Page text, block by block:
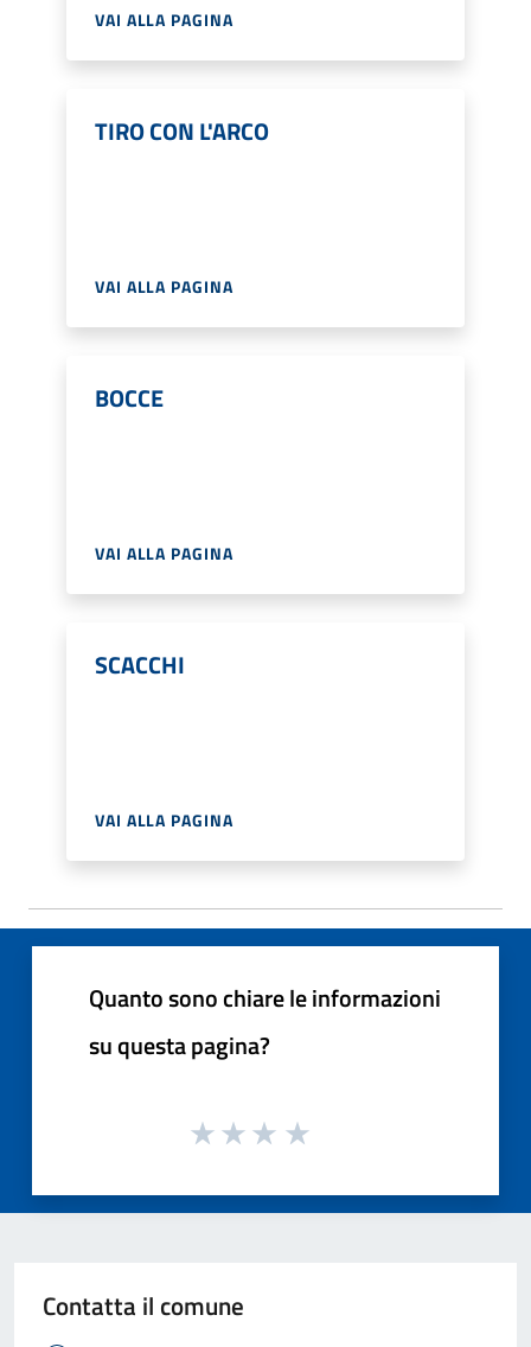
VAI ALLA PAGINA
TIRO CON L'ARCO
VAI ALLA PAGINA
BOCCE
VAI ALLA PAGINA
SCACCHI
VAI ALLA PAGINA
Quanto sono chiare le informazioni
su questa pagina?
Contatta il comune